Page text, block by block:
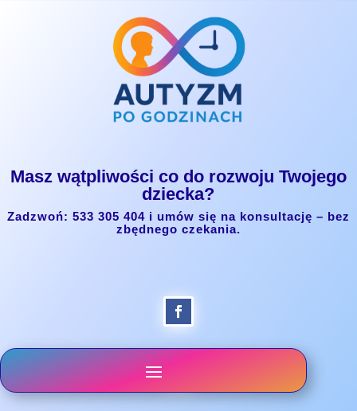
Masz wątpliwości co do rozwoju Twojego
dziecka?
Zadzwoń: 533 305 404 i umów się na konsultację – bez
zbędnego czekania.